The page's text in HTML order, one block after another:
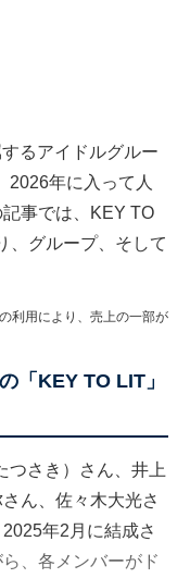
るアイドルグルー
2026年に入って人
事では、KEY TO
、グループ、そして
利用により、売上の一部が
「KEY TO LIT」
さき）さん、井上
ん、佐々木大光さ
年2月に結成さ
、各メンバーがド